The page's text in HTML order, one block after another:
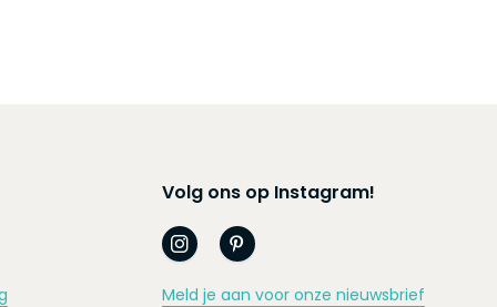
Volg ons op Instagram!
Meld je aan voor onze nieuwsbrief